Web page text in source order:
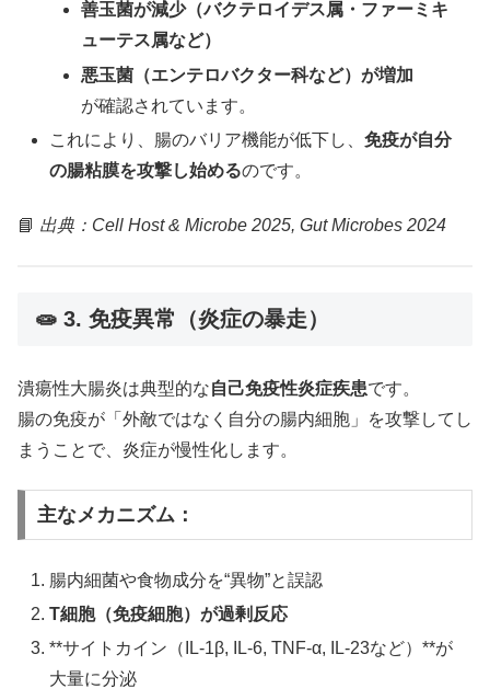
善玉菌が減少（バクテロイデス属・ファーミキ
ューテス属など）
悪玉菌（エンテロバクター科など）が増加
が確認されています。
これにより、腸のバリア機能が低下し、免疫が自分
の腸粘膜を攻撃し始めるのです。
📘 出典：Cell Host & Microbe 2025, Gut Microbes 2024
🧫 3. 免疫異常（炎症の暴走）
潰瘍性大腸炎は典型的な自己免疫性炎症疾患です。
腸の免疫が「外敵ではなく自分の腸内細胞」を攻撃してし
まうことで、炎症が慢性化します。
主なメカニズム：
腸内細菌や食物成分を“異物”と誤認
T細胞（免疫細胞）が過剰反応
**サイトカイン（IL-1β, IL-6, TNF-α, IL-23など）**が
大量に分泌